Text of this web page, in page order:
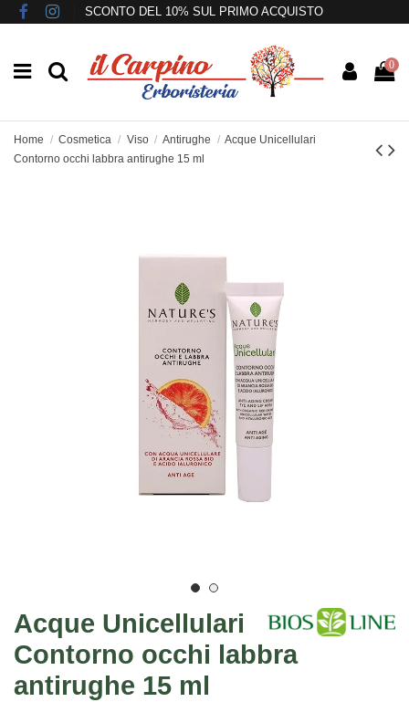
SCONTO DEL 10% SUL PRIMO ACQUISTO
0
Home Cosmetica Viso Antirughe
Acque Unicellulari
Contorno occhi labbra antirughe 15 ml
Acque Unicellulari
Contorno occhi labbra
antirughe 15 ml